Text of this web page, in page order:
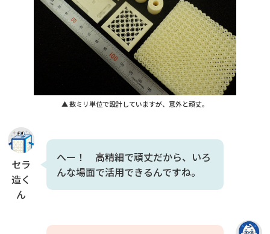
▲ 数ミリ単位で設計していますが、意外と頑丈。
セラ
造く
ん
へー！ 高精細で頑丈だから、いろ
んな場面で活用できるんですね。